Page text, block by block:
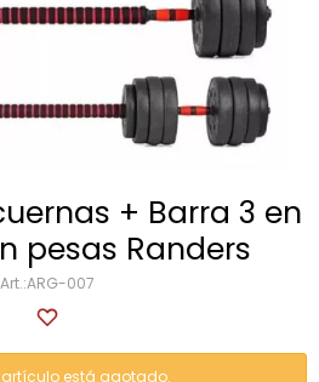
+ Barra 3 en
pesas Randers
ARG-007
artículo está agotado.